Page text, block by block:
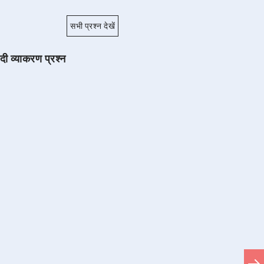
सभी प्रश्न देखें
व्याकरण प्रश्न